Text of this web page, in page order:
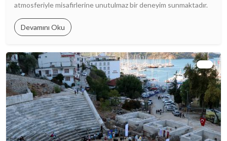
atmosferiyle misafirlerine unutulmaz bir deneyim sunmaktadır.
Devamını Oku